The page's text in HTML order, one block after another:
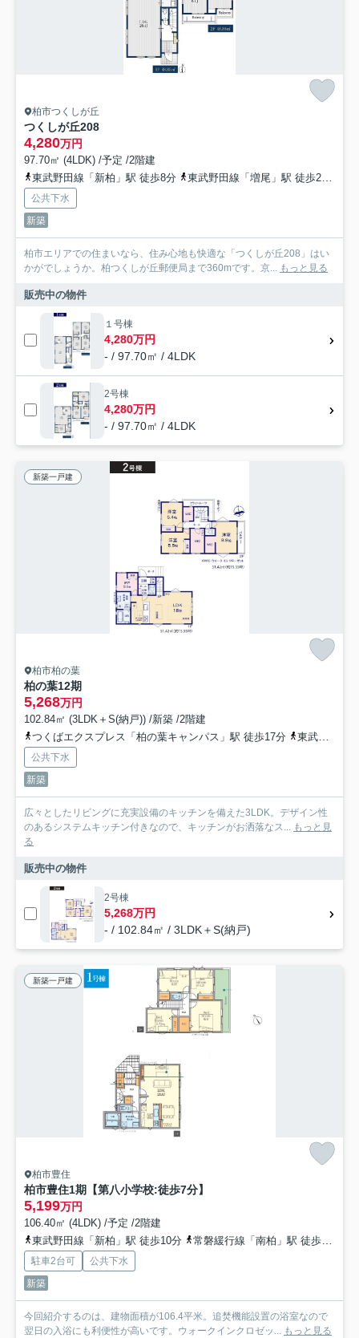
柏市つくしが丘
つくしが丘208
4,280万円
97.70㎡ (4LDK) /予定 /2階建
東武野田線「新柏」駅 徒歩8分
東武野田線「増尾」駅 徒歩21分
公共下水
新築
柏市エリアでの住まいなら、住み心地も快適な「つくしが丘208」はい
かがでしょうか。柏つくしが丘郵便局まで360mです。京...
もっと見る
販売中の物件
１号棟
4,280万円
- / 97.70㎡ / 4LDK
2号棟
4,280万円
- / 97.70㎡ / 4LDK
新築一戸建
柏市柏の葉
柏の葉12期
5,268万円
102.84㎡ (3LDK＋S(納戸)) /新築 /2階建
つくばエクスプレス「柏の葉キャンパス」駅 徒歩17分
東武野田線「初石」駅 徒歩35分
公共下水
新築
広々としたリビングに充実設備のキッチンを備えた3LDK。デザイン性
のあるシステムキッチン付きなので、キッチンがお洒落なス...
もっと見
る
販売中の物件
2号棟
5,268万円
- / 102.84㎡ / 3LDK＋S(納戸)
新築一戸建
柏市豊住
柏市豊住1期【第八小学校:徒歩7分】
5,199万円
106.40㎡ (4LDK) /予定 /2階建
東武野田線「新柏」駅 徒歩10分
常磐緩行線「南柏」駅 徒歩23分
駐車2台可
公共下水
新築
今回紹介するのは、建物面積が106.4平米。追焚機能設置の浴室なので
翌日の入浴にも利便性が高いです。ウォークインクロゼッ...
もっと見る